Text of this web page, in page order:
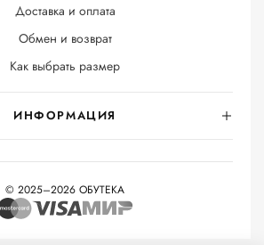
Доставка и оплата
Обмен и возврат
Как выбрать размер
ИНФОРМАЦИЯ
© 2025–2026 ОБУТЕКА